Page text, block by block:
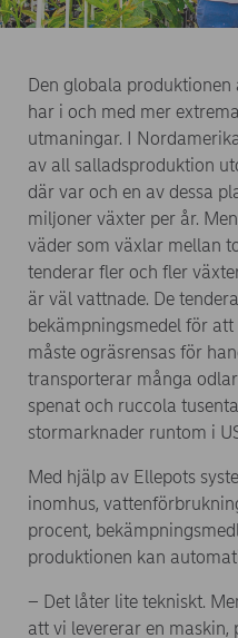
Den globala produktionen
har i och med mer
utmaningar. I
av all salladsproduktion
där var och en av dessa
miljoner växter per år.
väder som växlar mellan
tenderar fler och fler
är väl vattnade. De
bekämpningsmedel för
måste ogräsrensas för
transporterar många
spenat och ruccola
stormarknader runtom i
Med hjälp av Ellepots
inomhus,
procent,
produktionen kan
– Det låter lite tekniskt.
att vi levererar en maskin,